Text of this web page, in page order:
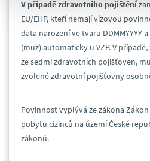
V případě zdravotního pojištění
EU/EHP, kteří nemají vízovou
data narození ve tvaru DDMMYYYY
(muž) automaticky u VZP. V
ze sedmi zdravotních pojišťoven,
zvolené zdravotní pojišťovny
Povinnost vyplývá ze zákona Zákon
pobytu cizinců na území České
zákonů.